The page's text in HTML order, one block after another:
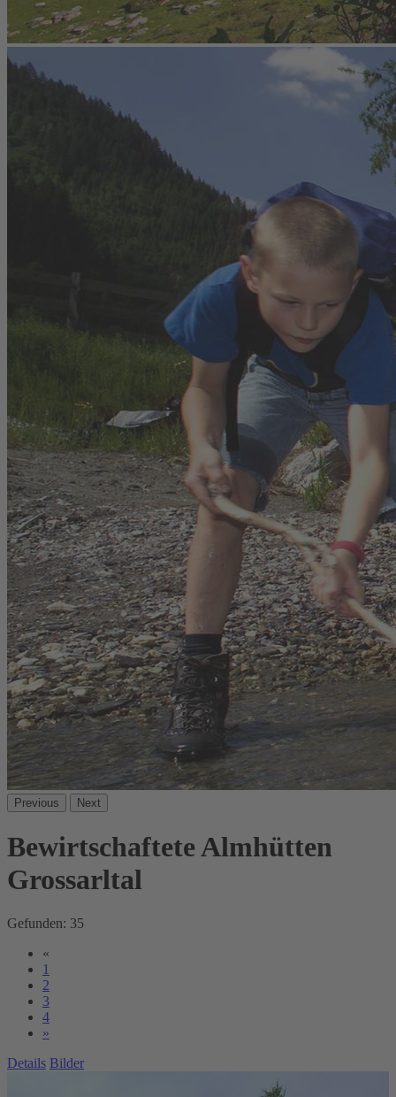
Previous Next
Bewirtschaftete Almhütten
Grossarltal
Gefunden: 35
«
1
2
3
4
»
Details Bilder